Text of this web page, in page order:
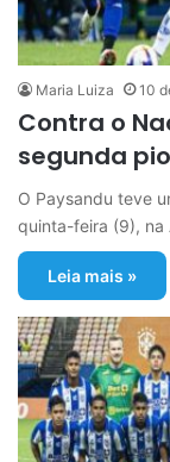
Maria Luiza 10
Contra o
segunda
O Paysandu teve
quinta-feira (9), na
Leia mais »